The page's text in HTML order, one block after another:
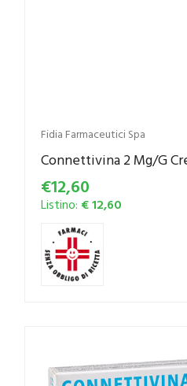
Fidia Farmaceutici Spa
Connettivina 2 Mg/G
€12,60
Listino: € 12,60